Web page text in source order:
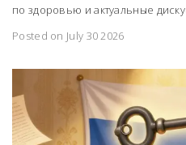
по здоровью и актуальные
Posted on July 30 2026